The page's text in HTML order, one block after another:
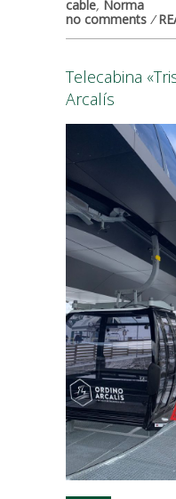
cable, Norma
no comments /
Telecabina
Arcalís